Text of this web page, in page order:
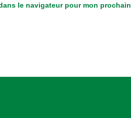
le navigateur pour mon prochain